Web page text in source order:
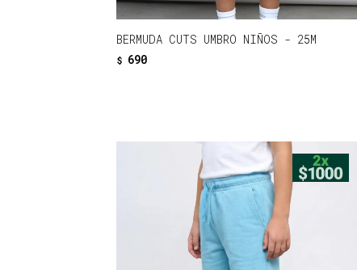
BERMUDA CUTS UMBRO NIÑOS - 25M
$ 690